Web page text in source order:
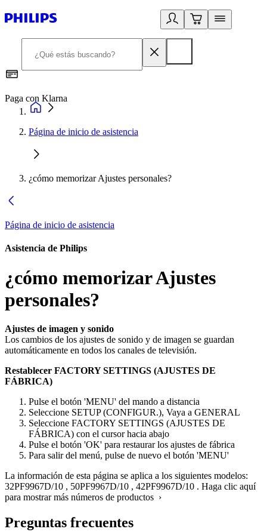
Paga con Klarna
Página de inicio de asistencia
¿cómo memorizar Ajustes personales?
Página de inicio de asistencia
Asistencia de Philips
¿cómo memorizar Ajustes
personales?
Ajustes de imagen y sonido
Los cambios de los ajustes de sonido y de imagen se guardan
automáticamente en todos los canales de televisión.
Restablecer FACTORY SETTINGS (AJUSTES DE
FÁBRICA)
Pulse el botón 'MENU' del mando a distancia
Seleccione SETUP (CONFIGUR.), Vaya a GENERAL
Seleccione FACTORY SETTINGS (AJUSTES DE
FÁBRICA) con el cursor hacia abajo
Pulse el botón 'OK' para restaurar los ajustes de fábrica
Para salir del menú, pulse de nuevo el botón 'MENU'
La información de esta página se aplica a los siguientes modelos:
32PF9967D/10 , 50PF9967D/10 , 42PF9967D/10 . Haga clic aquí
para mostrar más números de productos ›
Preguntas frecuentes